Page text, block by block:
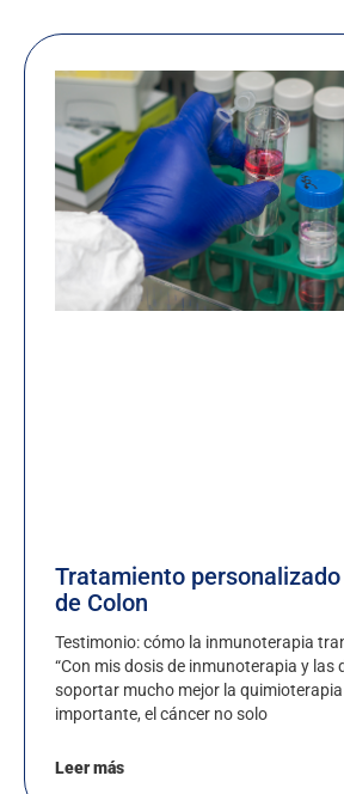
Tratamiento
de Colon
Testimonio: cómo la inmunoterapia
“Con mis dosis de inmunoterapia y las
soportar mucho mejor la quimioterapia
importante, el cáncer no solo
Leer más